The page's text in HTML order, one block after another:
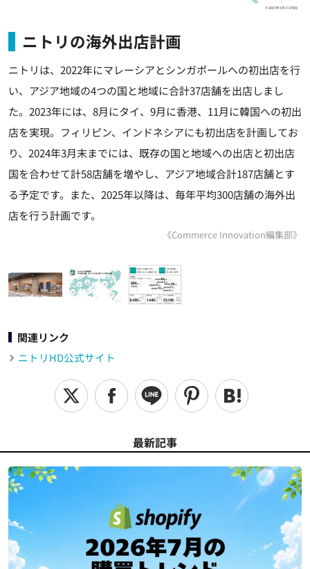
ニトリの海外出店計画
ニトリは、2022年にマレーシアとシンガポールへの初出店を行
い、アジア地域の4つの国と地域に合計37店舗を出店しまし
た。2023年には、8月にタイ、9月に香港、11月に韓国への初出
店を実現。フィリピン、インドネシアにも初出店を計画してお
り、2024年3月末までには、既存の国と地域への出店と初出店
国を合わせて計58店舗を増やし、アジア地域合計187店舗とす
る予定です。また、2025年以降は、毎年平均300店舗の海外出
店を行う計画です。
《Commerce Innovation編集部》
関連リンク
ニトリHD公式サイト
最新記事